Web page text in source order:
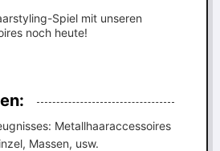
Spiel mit unseren
noch heute!
Metallhaaraccessoires
Massen, usw.